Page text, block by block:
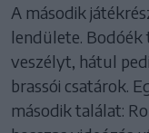
A második
lendülete. Bodóék
veszélyt, hátul
brassói csatárok.
második találat: